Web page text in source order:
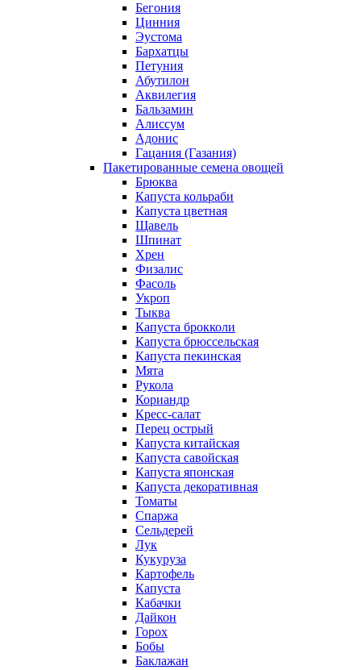
Бегония
Цинния
Эустома
Бархатцы
Петуния
Абутилон
Аквилегия
Бальзамин
Алиссум
Адонис
Гацания (Газания)
Пакетированные семена овощей
Брюква
Капуста кольраби
Капуста цветная
Щавель
Шпинат
Хрен
Физалис
Фасоль
Укроп
Тыква
Капуста брокколи
Капуста брюссельская
Капуста пекинская
Мята
Рукола
Кориандр
Кресс-салат
Перец острый
Капуста китайская
Капуста савойская
Капуста японская
Капуста декоративная
Томаты
Спаржа
Сельдерей
Лук
Кукуруза
Картофель
Капуста
Кабачки
Дайкон
Горох
Бобы
Баклажан